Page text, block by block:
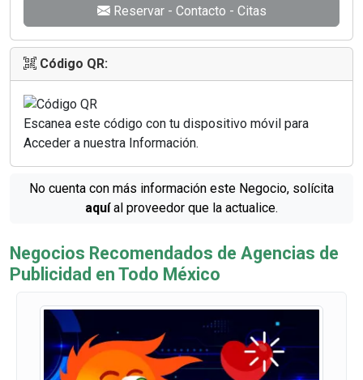
Reservar - Contacto - Citas
Código QR:
Escanea este código con tu dispositivo móvil para
Acceder a nuestra Información.
No cuenta con más información este Negocio, solícita
aquíal proveedor que la actualice.
Negocios Recomendados de Agencias de
Publicidad en Todo México